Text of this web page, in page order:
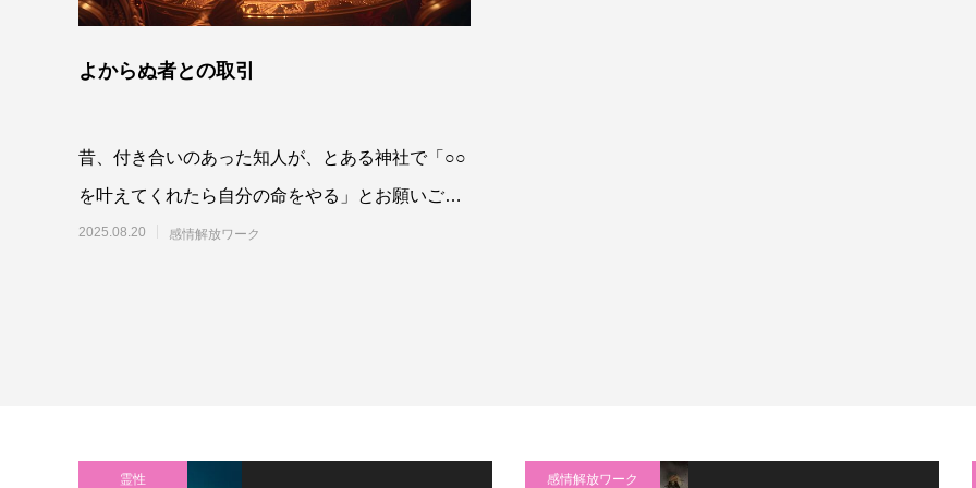
よからぬ者との取引
昔、付き合いのあった知人が、とある神社で「○○
を叶えてくれたら自分の命をやる」とお願いごと
をしたことがある、というのを聞いて、びっ
2025.08.20 感情解放ワーク
霊性 感情解放ワーク